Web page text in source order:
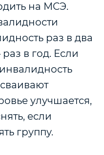
на МСЭ.
раз в два
в год. Если
улучшается,
если
группу.